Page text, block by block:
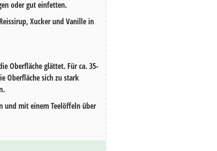
oder gut einfetten.
Xucker und Vanille in
Oberfläche glättet. Für ca.35-
Oberfläche sich zu stark
und mit einem Teelöffeln über